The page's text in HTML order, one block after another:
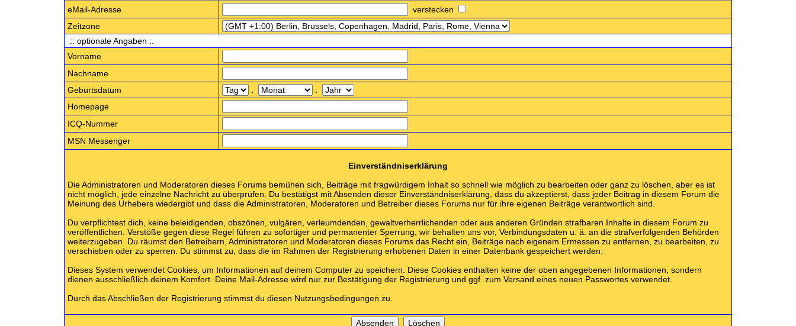
eMail-Adresse
verstecken
Zeitzone
:: optionale Angaben :.
Vorname
Nachname
Geburtsdatum
.
.
Homepage
ICQ-Nummer
MSN Messenger
Einverständniserklärung
Die Administratoren und Moderatoren dieses Forums bemühen sich, Beiträge mit fragwürdigem Inhalt so schnell wie möglich zu bearbeiten oder ganz zu löschen, aber es ist
nicht möglich, jede einzelne Nachricht zu überprüfen. Du bestätigst mit Absenden dieser Einverständniserklärung, dass du akzeptierst, dass jeder Beitrag in diesem Forum die
Meinung des Urhebers wiedergibt und dass die Administratoren, Moderatoren und Betreiber dieses Forums nur für ihre eigenen Beiträge verantwortlich sind.
Du verpflichtest dich, keine beleidigenden, obszönen, vulgären, verleumdenden, gewaltverherrlichenden oder aus anderen Gründen strafbaren Inhalte in diesem Forum zu
veröffentlichen. Verstöße gegen diese Regel führen zu sofortiger und permanenter Sperrung, wir behalten uns vor, Verbindungsdaten u. ä. an die strafverfolgenden Behörden
weiterzugeben. Du räumst den Betreibern, Administratoren und Moderatoren dieses Forums das Recht ein, Beiträge nach eigenem Ermessen zu entfernen, zu bearbeiten, zu
verschieben oder zu sperren. Du stimmst zu, dass die im Rahmen der Registrierung erhobenen Daten in einer Datenbank gespeichert werden.
Dieses System verwendet Cookies, um Informationen auf deinem Computer zu speichern. Diese Cookies enthalten keine der oben angegebenen Informationen, sondern
dienen ausschließlich deinem Komfort. Deine Mail-Adresse wird nur zur Bestätigung der Registrierung und ggf. zum Versand eines neuen Passwortes verwendet.
Durch das Abschließen der Registrierung stimmst du diesen Nutzungsbedingungen zu.